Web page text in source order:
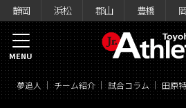
静岡 浜松 郡山 豊橋
夢追人 チーム紹介 試合コラム 田原
MENU